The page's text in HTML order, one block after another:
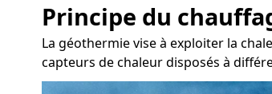
Principe du
La géothermie vise à exploiter la
capteurs de chaleur disposés à